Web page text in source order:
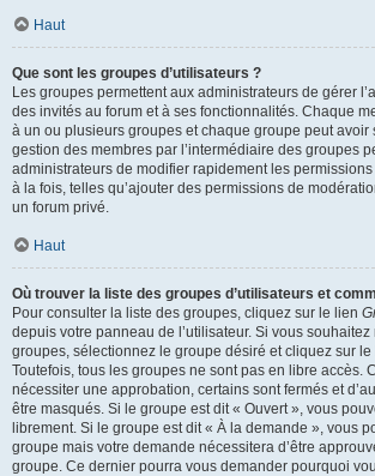
Haut
Que sont les groupes d’utilisateurs ?
Les groupes permettent aux administrateurs de gérer
des invités au forum et à ses fonctionnalités. Chaque
à un ou plusieurs groupes et chaque groupe peut avoir
gestion des membres par l’intermédiaire des groupes
administrateurs de modifier rapidement les
à la fois, telles qu’ajouter des permissions de
un forum privé.
Haut
Où trouver la liste des groupes d’utilisateurs et
Pour consulter la liste des groupes, cliquez sur le lien
depuis votre panneau de l’utilisateur. Si vous
groupes, sélectionnez le groupe désiré et cliquez sur
Toutefois, tous les groupes ne sont pas en libre accès.
nécessiter une approbation, certains sont fermés et
être masqués. Si le groupe est dit « Ouvert », vous
librement. Si le groupe est dit « À la demande », vous
groupe mais votre demande nécessitera d’être
groupe. Ce dernier pourra vous demander pourquoi